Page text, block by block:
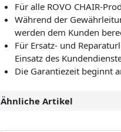
Für alle ROVO CHAIR-
Während der
werden dem Kunden
Für Ersatz- und
Einsatz des
Die Garantiezeit beginnt
Ähnliche Artikel